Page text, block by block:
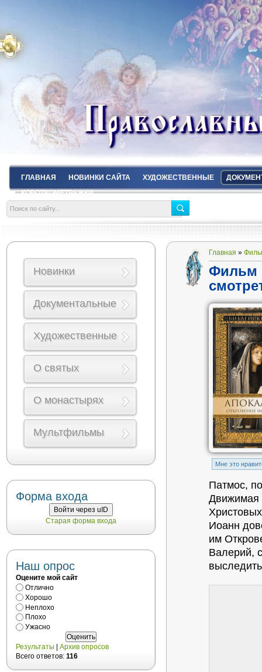
ГЛАВНАЯ НОВИНКИ САЙТА ХУДОЖЕСТВЕННЫЕ
КОРОТКОМЕТРАЖКИ
Главная »
Фильм
Mне это
Патмос,
Движимая
Иоанн
им
Валерий,
Новинки
Документальные
Художественные
О святых
О монастырях
Мультфильмы
Форма входа
Войти через uID
Старая форма входа
Наш опрос
Оцените мой сайт
Отлично
Хорошо
Неплохо
Плохо
Ужасно
Результаты
Архив опросов
Всего ответов: 116